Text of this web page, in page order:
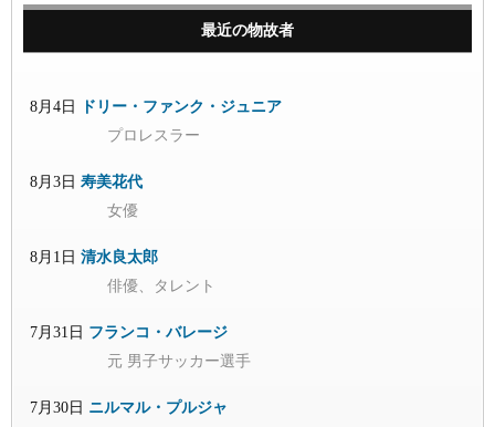
最近の物故者
8月4日
ドリー・ファンク・ジュニア
プロレスラー
8月3日 寿美花代
女優
8月1日 清水良太郎
俳優、タレント
7月31日 フランコ・バレージ
元 男子サッカー選手
7月30日 ニルマル・プルジャ